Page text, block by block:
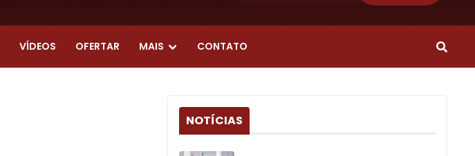
VÍDEOS OFERTAR MAIS CONTATO
NOTÍCIAS